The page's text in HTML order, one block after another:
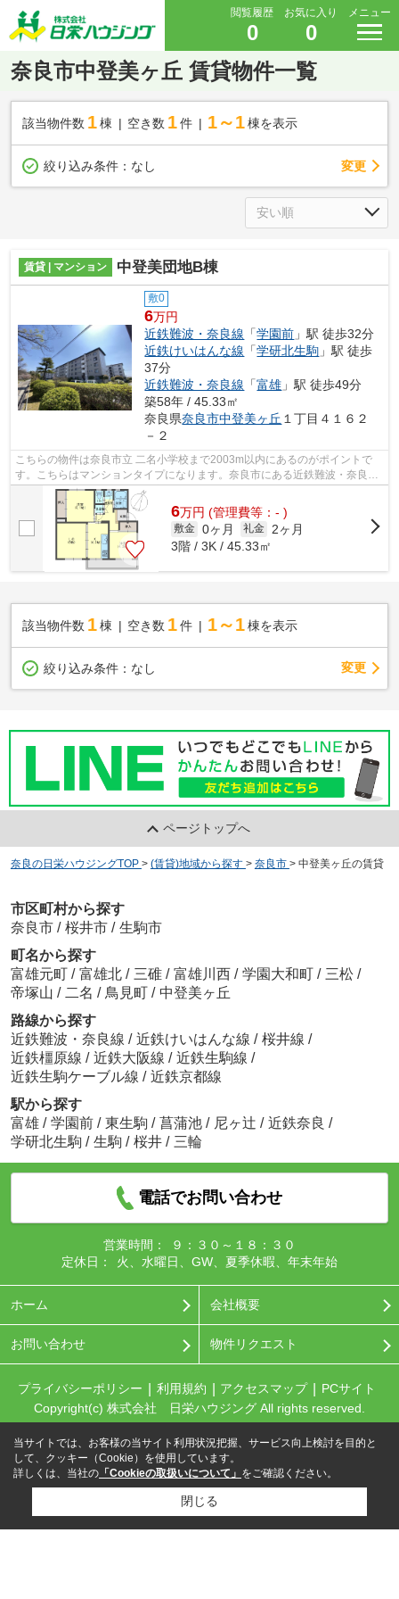
閲覧履歴
0
お気に入り
0
メニュー
奈良市中登美ヶ丘 賃貸物件一覧
該当物件数 1棟 空き数 1 件 1～1 棟を表示
絞り込み条件： なし 変更
賃貸 | マンション 中登美団地B棟
敷0
6万円
近鉄難波・奈良線 「学園前 」駅 徒歩32分
近鉄けいはんな線 「学研北生駒 」駅 徒歩
37分
近鉄難波・奈良線 「富雄 」駅 徒歩49分
築58年 / 45.33㎡
奈良県奈良市中登美ヶ丘 １丁目４１６２
－２
こちらの物件は奈良市立 二名小学校まで2003m以内にあるのがポイントで
す。こちらはマンションタイプになります。奈良市にある近鉄難波・奈良線
学園前周辺の物件をお求めの方は当社に...
6万円 (管理費等：- )
敷金 0ヶ月 礼金
2ヶ月
3階 / 3K / 45.33㎡
該当物件数 1棟 空き数 1 件 1～1 棟を表示
絞り込み条件： なし 変更
ページトップへ
奈良の日栄ハウジングTOP > (賃貸)地域から探す > 奈良市 > 中登美ヶ丘の賃貸
市区町村から探す
奈良市 / 桜井市 / 生駒市
町名から探す
富雄元町 / 富雄北 / 三碓 / 富雄川西 / 学園大和町 / 三松 /
帝塚山 / 二名 / 鳥見町 / 中登美ヶ丘
路線から探す
近鉄難波・奈良線 / 近鉄けいはんな線 / 桜井線 /
近鉄橿原線 / 近鉄大阪線 / 近鉄生駒線 /
近鉄生駒ケーブル線 / 近鉄京都線
駅から探す
富雄 / 学園前 / 東生駒 / 菖蒲池 / 尼ヶ辻 / 近鉄奈良 /
学研北生駒 / 生駒 / 桜井 / 三輪
電話でお問い合わせ
営業時間：
９：３０～１８：３０
定休日：
火、水曜日、GW、夏季休暇、年末年始
ホーム 会社概要
お問い合わせ 物件リクエスト
プライバシーポリシー 利用規約 アクセスマップ
PCサイト
Copyright(c) 株式会社 日栄ハウジング All rights reserved.
当サイトでは、お客様の当サイト利用状況把握、サービス向上検討を目的と
して、クッキー（Cookie）を使用しています。
詳しくは、当社の 「Cookieの取扱いについて」 をご確認ください。
閉じる